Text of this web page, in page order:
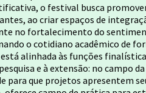
o festival busca
ao criar espaços de
no fortalecimento do
o cotidiano acadêmico de
alinhada às funções
e à extensão: no campo
para que projetos apresentem